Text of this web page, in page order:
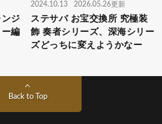
ンジ
編
2024.10.13 2026.05.26更新
ステサバ お宝交換所 究極装
飾 奏者シリーズ、深海シリー
ズどっちに変えようかなー
Back to Top